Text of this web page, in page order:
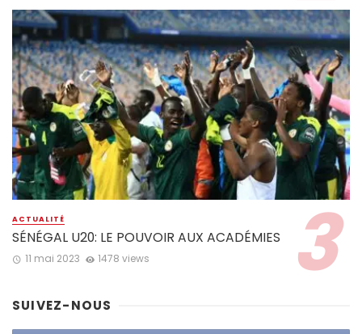
ACTUALITÉ
SÉNÉGAL U20: LE POUVOIR AUX ACADÉMIES
11 mai 2023 1478 views
SUIVEZ-NOUS